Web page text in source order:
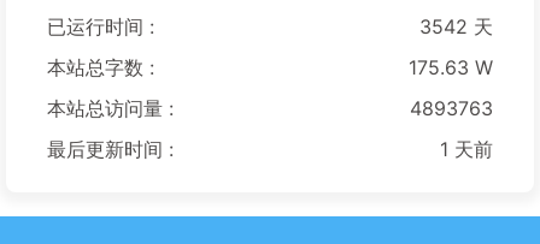
已运行时间 :
3542 天
本站总字数 :
175.63 W
本站总访问量 :
4893763
最后更新时间 :
1 天前